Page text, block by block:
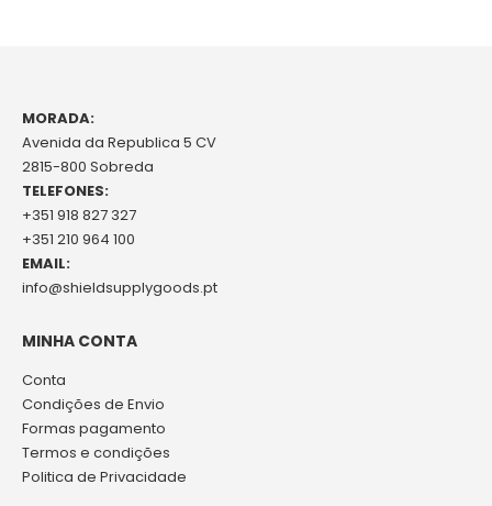
MORADA:
Avenida da Republica 5 CV
2815-800 Sobreda
TELEFONES:
+351 918 827 327
+351 210 964 100
EMAIL:
info@shieldsupplygoods.pt
MINHA CONTA
Conta
Condições de Envio
Formas pagamento
Termos e condições
Politica de Privacidade